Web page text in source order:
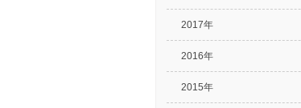
2017年
2016年
2015年